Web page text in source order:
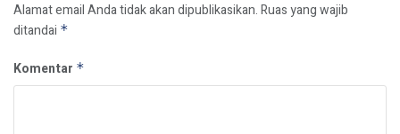
Alamat email Anda tidak akan dipublikasikan.Ruas yang wajib
ditandai *
Komentar *